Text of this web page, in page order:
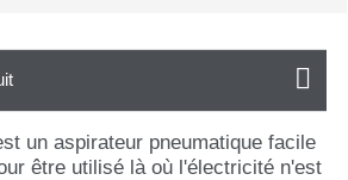
un aspirateur pneumatique facile
être utilisé là où l'électricité n'est